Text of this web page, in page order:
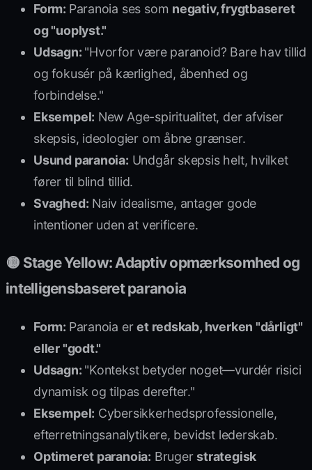
Form: Paranoia ses som negativ, frygtbaseret
og "uoplyst."
Udsagn: "Hvorfor være paranoid? Bare hav tillid
og fokusér på kærlighed, åbenhed og
forbindelse."
Eksempel: New Age-spiritualitet, der afviser
skepsis, ideologier om åbne grænser.
Usund paranoia: Undgår skepsis helt, hvilket
fører til blind tillid.
Svaghed: Naiv idealisme, antager gode
intentioner uden at verificere.
🟡 Stage Yellow: Adaptiv opmærksomhed og
intelligensbaseret paranoia
Form: Paranoia eret redskab, hverken "dårligt"
eller "godt."
Udsagn: "Kontekst betyder noget—vurdér risici
dynamisk og tilpas derefter."
Eksempel: Cybersikkerhedsprofessionelle,
efterretningsanalytikere, bevidst lederskab.
Optimeret paranoia: Brugerstrategisk